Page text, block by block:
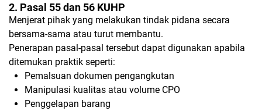
2. Pasal 55 dan 56 KUHP
Menjerat pihak yang melakukan tindak pidana secara
bersama-sama atau turut membantu.
Penerapan pasal-pasal tersebut dapat digunakan apabila
ditemukan praktik seperti:
Pemalsuan dokumen pengangkutan
Manipulasi kualitas atau volume CPO
Penggelapan barang